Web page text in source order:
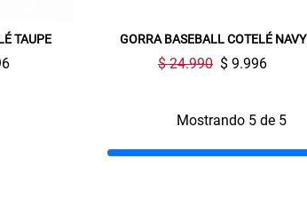
TAUPE GORRA BASEBALL COTELÉ NAVY
$ 24.990 $ 9.996
Mostrando 5 de 5